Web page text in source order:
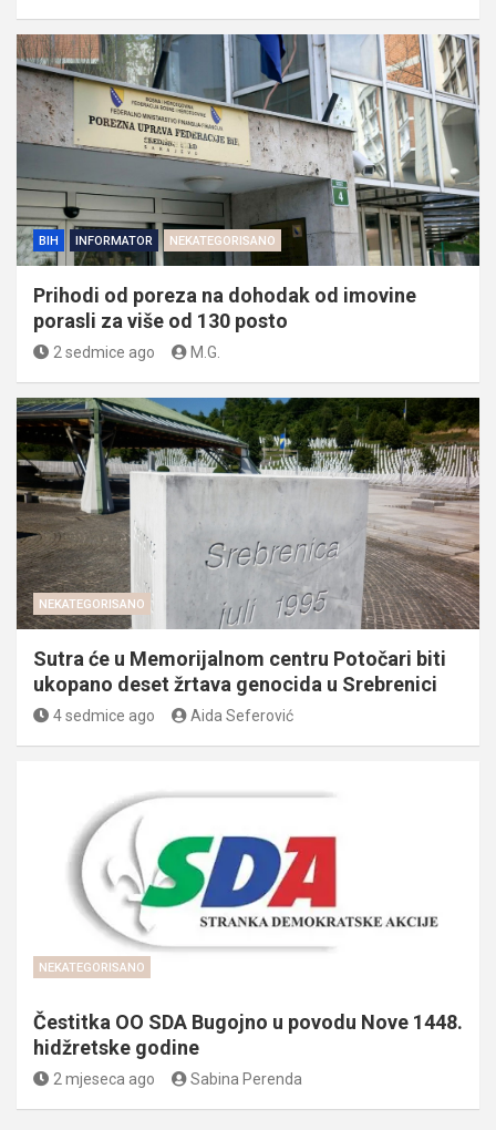
BIH INFORMATOR NEKATEGORISANO
Prihodi od poreza na dohodak od imovine
porasli za više od 130 posto
2 sedmice ago M.G.
NEKATEGORISANO
Sutra će u Memorijalnom centru Potočari biti
ukopano deset žrtava genocida u Srebrenici
4 sedmice ago Aida Seferović
NEKATEGORISANO
Čestitka OO SDA Bugojno u povodu Nove 1448.
hidžretske godine
2 mjeseca ago Sabina Perenda